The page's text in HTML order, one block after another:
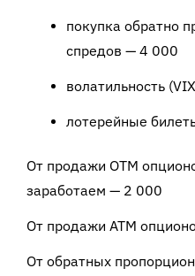
покупка обратно
спредов — 4 000
волатильность (VIX
лотерейные
От продажи ОТМ
заработаем — 2 000
От продажи АТМ
От обратных